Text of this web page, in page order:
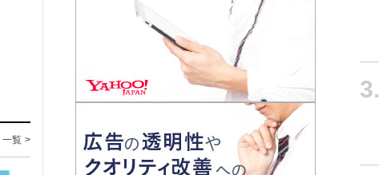
一覧 >
3.